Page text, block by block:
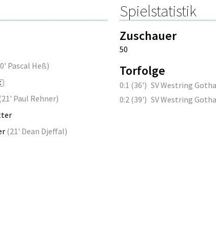
Pascal Heß)
21' Paul Rehner)
(21' Dean Djeffal)
Spielstatistik
Zuschauer
50
Torfolge
0:1 (36') SV Westring Gotha
0:2 (39') SV Westring Gotha